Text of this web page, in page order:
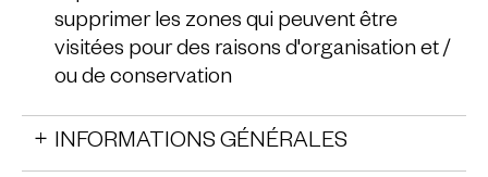
supprimer les zones qui peuvent être
visitées pour des raisons d'organisation et /
ou de conservation
INFORMATIONS GÉNÉRALES